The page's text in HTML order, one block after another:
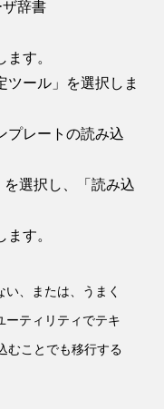
ザ辞書
す。
ツール」を選択しま
プレートの読み込
選択し、「読み込
す。
、または、うまく
ーティリティでテキ
むことでも移行する